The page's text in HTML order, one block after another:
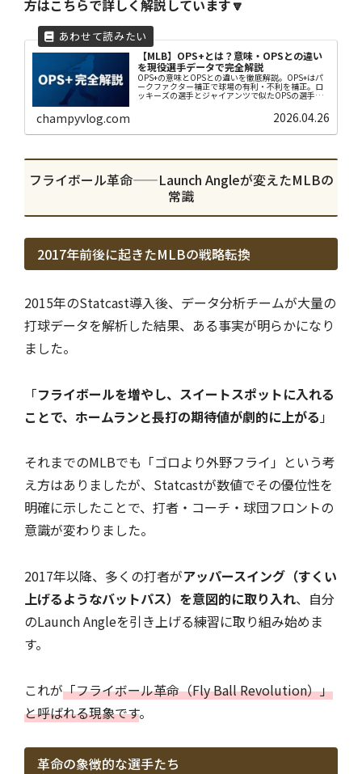
方はこちらで詳しく解説しています🔽
【MLB】OPS+とは？意味・OPSとの違い
を現役選手データで完全解説
OPS+の意味とOPSとの違いを徹底解説。OPS+はパ
ークファクター補正で球場の有利・不利を補正。ロ
ッキーズの選手とジャイアンツで似たOPSの選手の
比較など2025年実データで読み方がわかります。
champyvlog.com 2026.04.26
フライボール革命——Launch Angleが変えたMLBの
常識
2017年前後に起きたMLBの戦略転換
2015年のStatcast導入後、データ分析チームが大量の
打球データを解析した結果、ある事実が明らかになり
ました。
「フライボールを増やし、スイートスポットに入れる
ことで、ホームランと長打の期待値が劇的に上がる 」
それまでのMLBでも「ゴロより外野フライ」という考
え方はありましたが、Statcastが数値でその優位性を
明確に示したことで、打者・コーチ・球団フロントの
意識が変わりました。
2017年以降、多くの打者がアッパースイング（すくい
上げるようなバットパス）を意図的に取り入れ、自分
のLaunch Angleを引き上げる練習に取り組み始めま
す。
これが「フライボール革命（Fly Ball Revolution）」
と呼ばれる現象です。
革命の象徴的な選手たち